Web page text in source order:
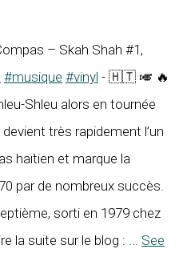
– Skah Shah #1,
#musique #vinyl - 🇭🇹 🎺 🔥
Shleu alors en tournée
très rapidement l’un
haïtien et marque la
par de nombreux succès.
sorti en 1979 chez
la suite sur le blog : ... See